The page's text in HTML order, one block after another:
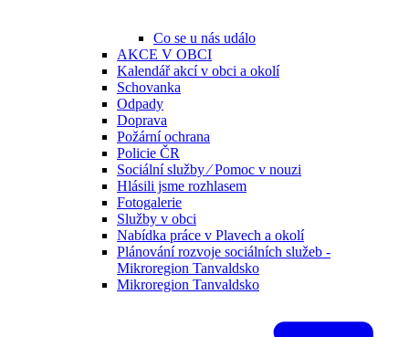
Co se u nás událo
AKCE V OBCI
Kalendář akcí v obci a okolí
Schovanka
Odpady
Doprava
Požární ochrana
Policie ČR
Sociální služby ⁄ Pomoc v nouzi
Hlásili jsme rozhlasem
Fotogalerie
Služby v obci
Nabídka práce v Plavech a okolí
Plánování rozvoje sociálních služeb -
Mikroregion Tanvaldsko
Mikroregion Tanvaldsko